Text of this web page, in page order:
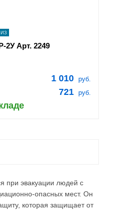
2У Арт. 2249
1 010 руб.
721 руб.
при эвакуации людей с
опасных мест. Он
которая защищает от